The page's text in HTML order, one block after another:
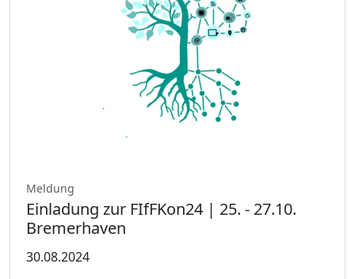
Meldung
Einladung zur FIfFKon24 | 25. - 27.10.
Bremerhaven
30.08.2024